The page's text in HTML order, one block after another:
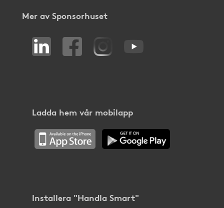
Mer av Sponsorhuset
Ladda hem vår mobilapp
Installera "Handla Smart"